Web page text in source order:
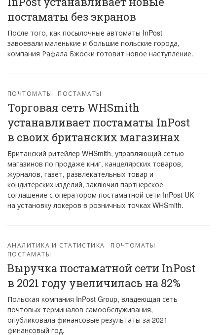
постаматы без экранов
После того, как посылочные автоматы InPost
завоевали маленькие и большие польские города,
компания Рафала Бжоски готовит новое наступление.
ПОЧТОМАТЫ ПОСТАМАТЫ
Торговая сеть WHSmith
устанавливает постаматы InPost
в своих британских магазинах
Британский ритейлер WHSmith, управляющий сетью
магазинов по продаже книг, канцелярских товаров,
журналов, газет, развлекательных товар и
кондитерских изделий, заключил партнерское
соглашение с оператором постаматной сети InPost UK
на установку локеров в розничных точках WHSmith.
АНАЛИТИКА И СТАТИСТИКА
ПОЧТОМАТЫ
ПОСТАМАТЫ
Выручка постаматной сети InPost
в 2021 году увеличилась на 82%
Польская компания InPost Group, владеющая сеть
почтовых терминалов самообслуживания,
опубликовала финансовые результаты за 2021
финансовый год.